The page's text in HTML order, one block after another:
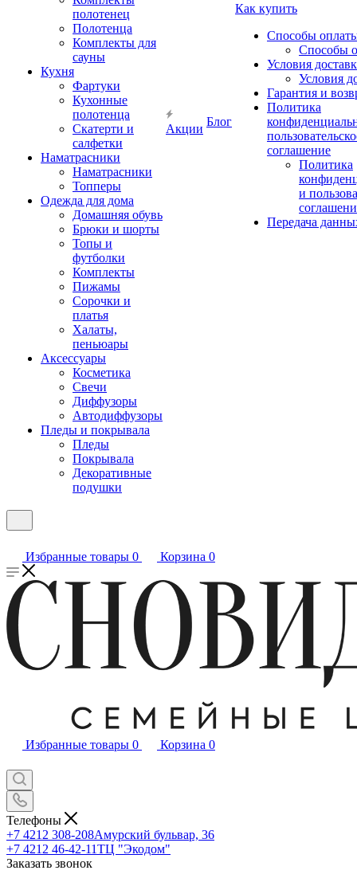
полотенец
Полотенца
Комплекты для
сауны
Кухня
Фартуки
Кухонные
полотенца
Скатерти и
салфетки
Наматрасники
Наматрасники
Топперы
Одежда для дома
Домашняя обувь
Брюки и шорты
Топы и
футболки
Комплекты
Пижамы
Сорочки и
платья
Халаты,
пеньюары
Аксессуары
Косметика
Свечи
Диффузоры
Автодиффузоры
Пледы и покрывала
Пледы
Покрывала
Декоративные
подушки
Акции
Блог
Как купить
Способы
Способы
Условия
Условия
Гарантия и
Политика
соглашение
Политика
и
Передача
Избранные товары 0 Корзина 0
Избранные товары 0 Корзина 0
Телефоны
+7 4212 308-208Амурский бульвар, 36
+7 4212 46-42-11ТЦ "Экодом"
Заказать звонок